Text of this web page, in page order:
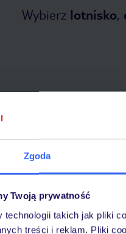
Zgoda
Twoją prywatność
technologii takich jak pliki
treści i reklam. Pliki
Wybierz lotnisko,
terminie
biuro podróży